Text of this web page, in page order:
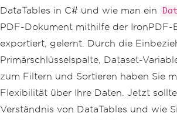
DataTables in C# und wie man ein
PDF-Dokument mithilfe der IronPDF-
exportiert, gelernt. Durch die
Primärschlüsselspalte, Dataset-
zum Filtern und Sortieren haben Sie
Flexibilität über Ihre Daten. Jetzt
Verständnis von DataTables und wie